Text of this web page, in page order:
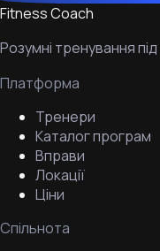
Fitness Coach
Розумні тренування
Платформа
Тренери
Каталог програм
Вправи
Локації
Ціни
Спільнота